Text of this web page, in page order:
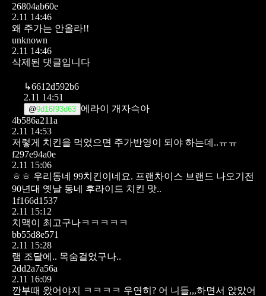
26804ab60e
2.11 14:46
왜 주가는 안올라!!
unknown
2.11 14:46
삭제된 댓글입니다
↳6612d592b6
2.11 14:51
@9d16f93d63 에라이 개자슥아
4b586a211a
2.11 14:53
저렇게 치킨을 먹었으면 주가반영이 되야 하는데..ㅠㅠ
f297e94a0e
2.11 15:06
ㅎㅎ 우리동네 99치킨이네요. 프랜차이스 브랜드 나오기전
90년대 옛날 동네 후라이드 치킨 맛..
1f166d1537
2.11 15:12
치맥이 최고구나ㅋㅋㅋㅋㅋ
bb55d8e571
2.11 15:28
램 조달에.. 목숨걸었구나..
2dd2a7a56a
2.11 16:09
깐부때 왔어야지 ㅋㅋㅋㅋ 우연히? 어 니들,,,하면서 앉았어